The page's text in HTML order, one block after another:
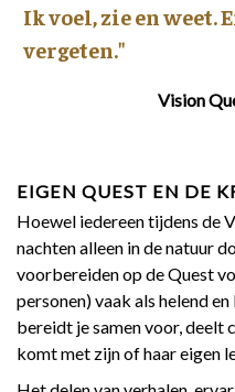
Ik voel, zie en weet.
vergeten."
Vision
EIGEN QUEST EN DE
Hoewel iedereen tijdens de
nachten alleen in de natuur
voorbereiden op de Quest
personen) vaak als helend
bereidt je samen voor, deelt
komt met zijn of haar eigen